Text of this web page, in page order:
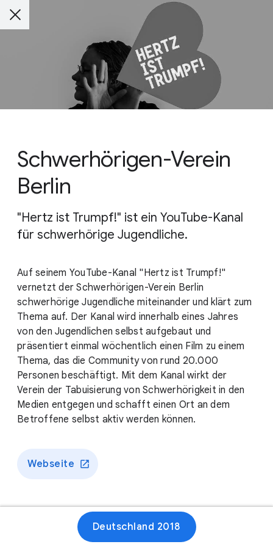
Schwerhörigen-Verein
Berlin
"Hertz ist Trumpf!" ist ein YouTube-Kanal
für schwerhörige Jugendliche.
Auf seinem YouTube-Kanal "Hertz ist Trumpf!"
vernetzt der Schwerhörigen-Verein Berlin
schwerhörige Jugendliche miteinander und klärt zum
Thema auf. Der Kanal wird innerhalb eines Jahres
von den Jugendlichen selbst aufgebaut und
präsentiert einmal wöchentlich einen Film zu einem
Thema, das die Community von rund 20.000
Personen beschäftigt. Mit dem Kanal wirkt der
Verein der Tabuisierung von Schwerhörigkeit in den
Medien entgegen und schafft einen Ort an dem
Betroffene selbst aktiv werden können.
Webseite
Deutschland 2018